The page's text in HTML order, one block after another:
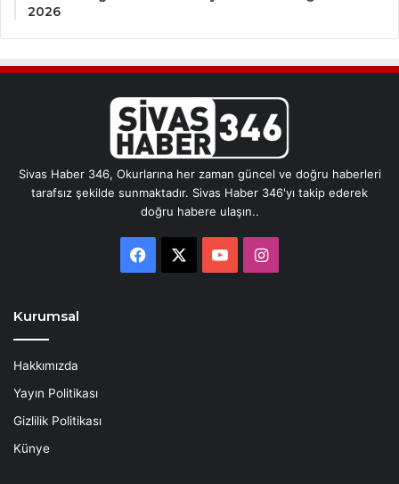
2026
Sivas Haber 346, Okurlarına her zaman güncel ve doğru haberleri
tarafsız şekilde sunmaktadır. Sivas Haber 346'yı takip ederek
doğru habere ulaşın..
Facebook YouTubeInstagram
Kurumsal
Hakkımızda
Yayın Politikası
Gizlilik Politikası
Künye